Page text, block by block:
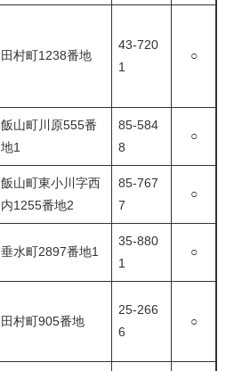
田村町1238番地
43-720
1
○
飯山町川原555番
地1
85-584
8
○
飯山町東小川字西
内1255番地2
85-767
7
○
垂水町2897番地1
35-880
1
○
田村町905番地
25-266
6
○